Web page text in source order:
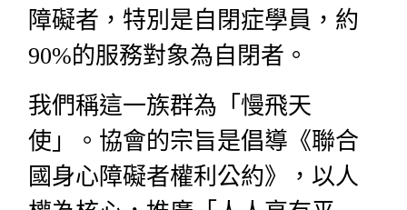
障礙者，特別是自閉症學員，約
90%的服務對象為自閉者。
我們稱這一族群為「慢飛天
使」。協會的宗旨是倡導《聯合
國身心障礙者權利公約》，以人